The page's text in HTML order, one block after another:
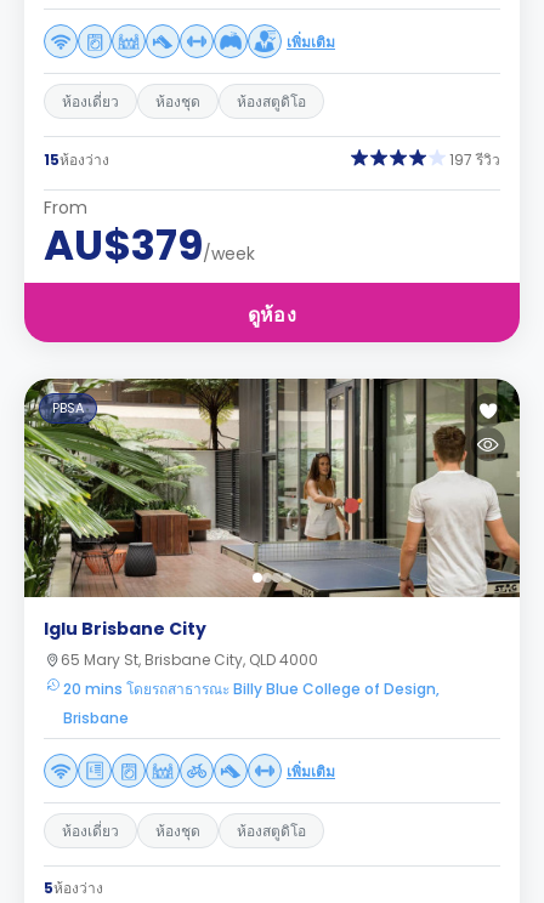
เพิ่มเติม
ห้องเดี่ยว ห้องชุด ห้องสตูดิโอ
15ห้องว่าง 197 รีวิว
From
AU$379/week
ดูห้อง
PBSA
Iglu Brisbane City
65 Mary St, Brisbane City, QLD 4000
20 mins โดยรถสาธารณะ Billy Blue College of Design,
Brisbane
เพิ่มเติม
ห้องเดี่ยว ห้องชุด ห้องสตูดิโอ
5ห้องว่าง